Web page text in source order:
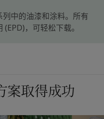
中的油漆和涂料。所有
，可轻松下载。
案取得成功